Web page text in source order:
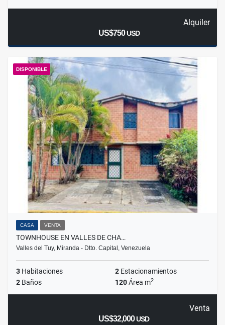
Alquiler
US$750USD
DISPONIBLE
CASA VENTA
TOWNHOUSE EN VALLES DE CHA…
Valles del Tuy, Miranda - Dtto. Capital, Venezuela
3 Habitaciones 2 Estacionamientos
2 Baños 120Área m2
Venta
US$32,000USD